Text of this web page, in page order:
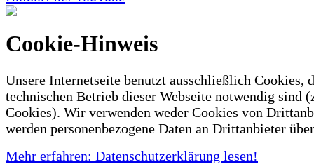
Cookie-Hinweis
Unsere Internetseite benutzt ausschließlich Cookies,
technischen Betrieb dieser Webseite notwendig sind
Cookies). Wir verwenden weder Cookies von
werden personenbezogene Daten an Drittanbieter
Mehr erfahren: Datenschutzerklärung lesen!